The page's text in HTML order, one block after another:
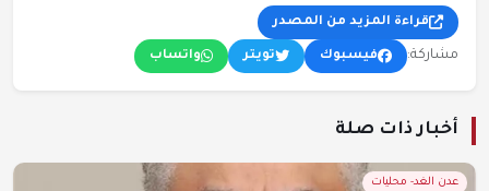
قراءة المزيد من المصدر
مشاركة: فيسبوك تويتر واتساب
أخبار ذات صلة
عدن الغد- محليات